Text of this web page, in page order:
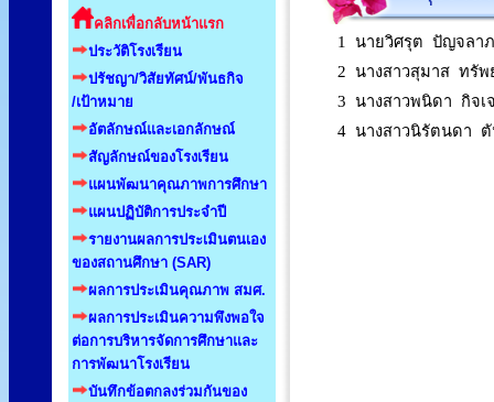
คลิกเพื่อกลับหน้าแรก
ประวัติโรงเรียน
ปรัชญา/วิสัยทัศน์/พันธกิจ
/เป้าหมาย
อัตลักษณ์และเอกลักษณ์
สัญลักษณ์ของโรงเรียน
แผนพัฒนาคุณภาพการศึกษา
แผนปฏิบัติการประจำปี
รายงานผลการประเมินตนเอง
ของสถานศึกษา (SAR)
ผลการประเมินคุณภาพ สมศ.
ผลการประเมินความพึงพอใจ
ต่อการบริหารจัดการศึกษาและ
การพัฒนาโรงเรียน
บันทึกข้อตกลงร่วมกันของ
1 นายวิศรุต ปัญจลา
2 นางสาวสุมาส ทรัพ
3 นางสาวพนิดา กิจเ
4 นางสาวนิรัตนดา ตั